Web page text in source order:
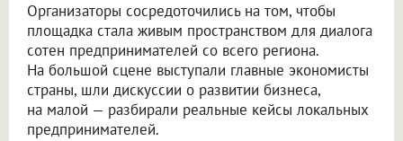
Организаторы сосредоточились на том, чтобы
площадка стала живым пространством для диалога
сотен предпринимателей со всего региона.
На большой сцене выступали главные экономисты
страны, шли дискуссии о развитии бизнеса,
на малой — разбирали реальные кейсы локальных
предпринимателей.